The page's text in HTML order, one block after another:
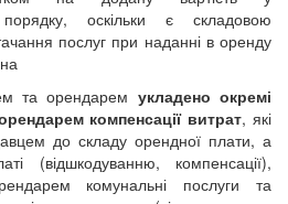
порядку, оскільки є складовою
послуг при наданні в оренду
та орендарем укладено окремі
компенсації витрат, які
до складу орендної плати, а
(відшкодуванню, компенсації),
комунальні послуги та